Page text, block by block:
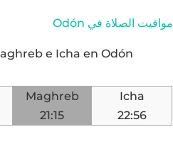
Odón مواقيت الصلاة في
e Icha en Odón
Maghreb
21:15
Icha
22:56